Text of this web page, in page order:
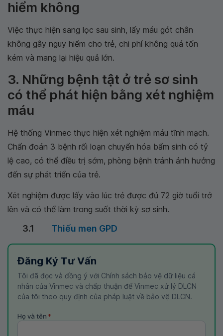
hiểm không
Việc thực hiện sang lọc sau sinh, lấy máu gót chân
không gây nguy hiểm cho trẻ, chi phí không quá tốn
kém và mang lại hiệu quả lớn.
3. Những bệnh tật ở trẻ sơ sinh
có thể phát hiện bằng xét nghiệm
máu
Hệ thống Vinmec thực hiện xét nghiệm máu tĩnh mạch.
Chẩn đoán 3 bệnh rối loạn chuyển hóa bẩm sinh có tỷ
lệ cao, có thể điều trị sớm, phòng bệnh tránh ảnh hưởng
đến sự phát triển của trẻ.
Xét nghiệm được lấy vào lúc trẻ được đủ 72 giờ tuổi trở
lên và có thể làm trong suốt thời kỳ sơ sinh.
3.1 Thiếu men GPD
Đăng Ký Tư Vấn
Tôi đã đọc và đồng ý với Chính sách bảo vệ dữ liệu cá
nhân của Vinmec và chấp thuận để Vinmec xử lý DLCN
của tôi theo quy định của pháp luật về bảo vệ DLCN.
Họ và tên *